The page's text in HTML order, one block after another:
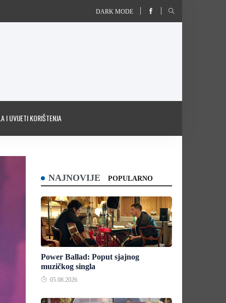
DARK MODE
I UVIJETI KORIŠTENJA
NAJNOVIJE POPULARNO
Power Ballad: Poput sjajnog
muzičkog singla
05.08.2026.